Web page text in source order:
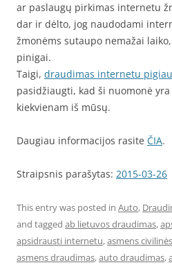
ar paslaugų pirkimas internetu
dar ir dėlto, jog naudodami
žmonėms sutaupo nemažai
pinigai.
Taigi, draudimas internetu
pasidžiaugti, kad ši nuomonė
kiekvienam iš mūsų.
Daugiau informacijos rasite ČIA.
Straipsnis parašytas: 2015-03-26
This entry was posted in Auto,
and tagged ab lietuvos draudimas,
apsidrausti internetu,asmens
asmens draudimas,auto draudimas,